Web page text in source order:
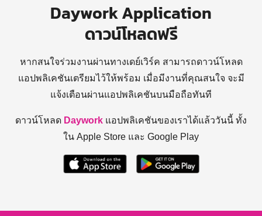
Daywork Application
ดาวน์โหลดฟรี
หากสนใจร่วมงานผ่านทางเดย์เวิร์ค สามารถดาวน์โหลด
แอปพลิเคชันเตรียมไว้ให้พร้อม เมื่อมีงานที่คุณสนใจ จะมี
แจ้งเตือนผ่านแอปพลิเคชันบนมือถือทันที
ดาวน์โหลด Daywork แอปพลิเคชันของเราได้แล้ววันนี้ ทั้ง
ใน Apple Store และ Google Play